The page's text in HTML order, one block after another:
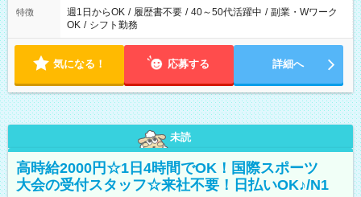
特徴 週1日からOK / 履歴書不要 / 40～50代活躍中 / 副業・Wワーク
OK / シフト勤務
気になる！ 応募する 詳細へ
未読
高時給2000円☆1日4時間でOK！国際スポーツ
大会の受付スタッフ☆来社不要！日払いOK♪/N1